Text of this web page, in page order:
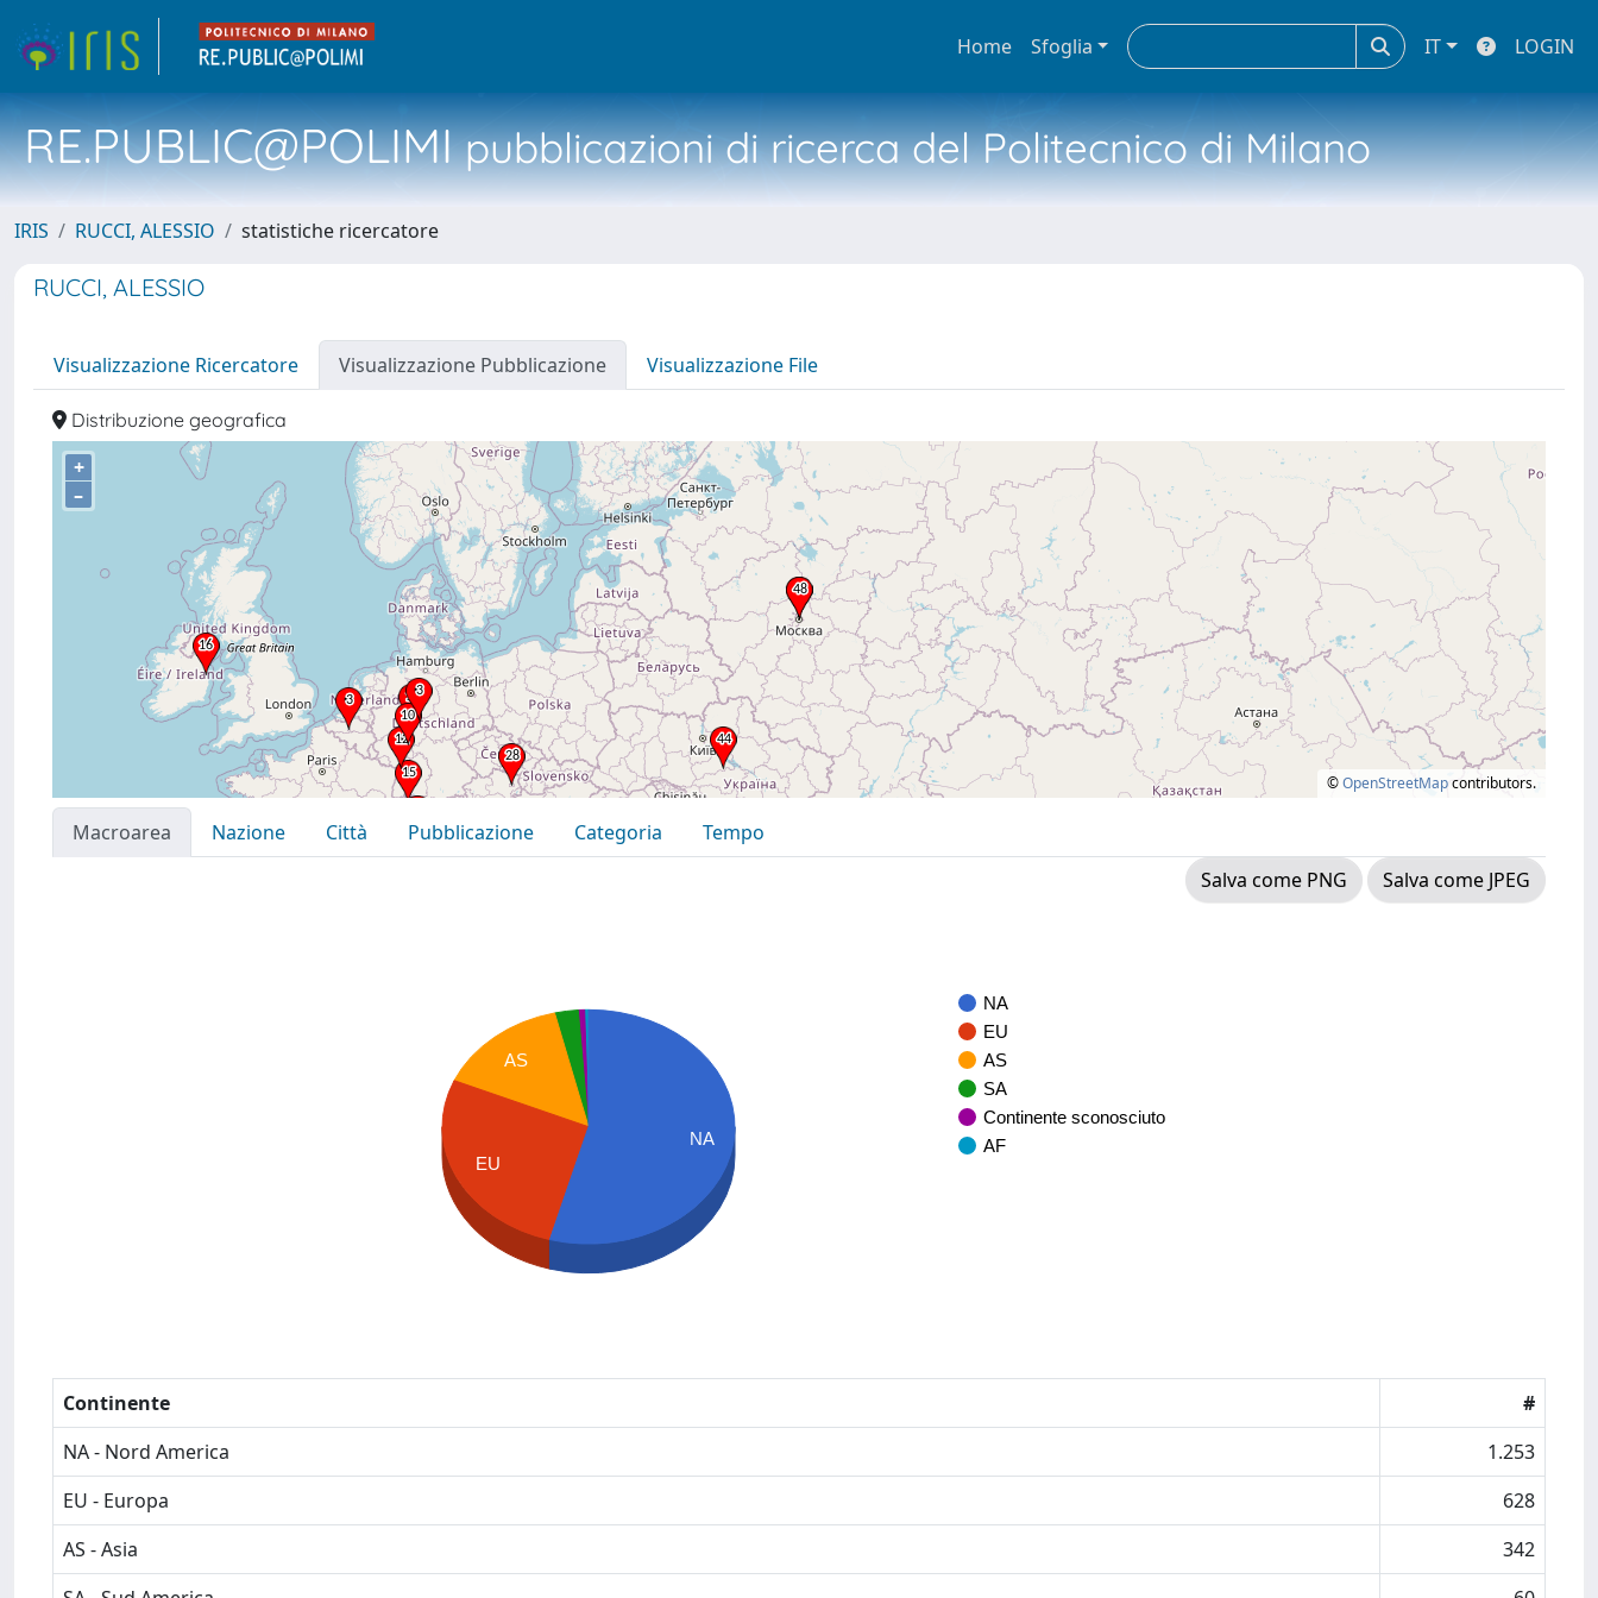
Home Sfoglia IT LOGIN
RE.PUBLIC@POLIMIpubblicazioni di ricerca del Politecnico di Milano
IRIS RUCCI, ALESSIO statistiche ricercatore
RUCCI, ALESSIO
Visualizzazione Ricercatore Visualizzazione Pubblicazione Visualizzazione File
Distribuzione geografica
+
–
©OpenStreetMapcontributors.
Macroarea Nazione Città Pubblicazione Categoria
Tempo
Salva come PNG
Salva come JPEG
NA
EU
AS
SA
Continente sconosciuto
AF
AS
EU
NA
Continente
#
NA - Nord America
1.253
EU - Europa
628
AS - Asia
342